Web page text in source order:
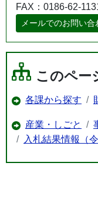
FAX：0186-62-
メールでのお問い合
このペー
各課から探す
産業・しごと
入札結果情報（